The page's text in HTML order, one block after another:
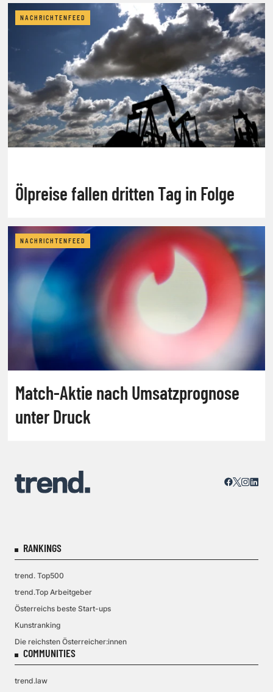
NACHRICHTENFEED
Ölpreise fallen dritten Tag in Folge
NACHRICHTENFEED
Match-Aktie nach Umsatzprognose
unter Druck
RANKINGS
trend. Top500
trend.Top Arbeitgeber
Österreichs beste Start-ups
Kunstranking
Die reichsten Österreicher:innen
COMMUNITIES
trend.law